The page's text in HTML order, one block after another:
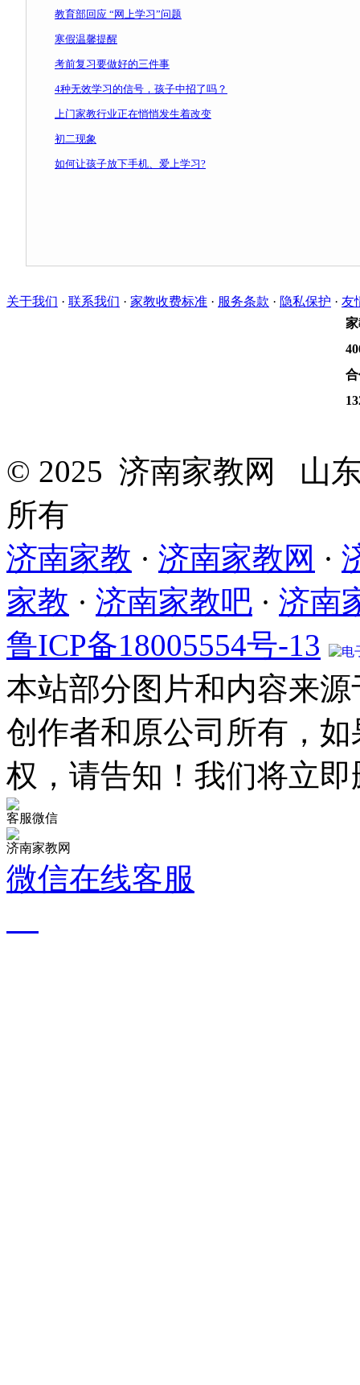
教育部回应 “网上学习”问题
寒假温馨提醒
考前复习要做好的三件事
4种无效学习的信号，孩子中招了吗？
上门家教行业正在悄悄发生着改变
初二现象
如何让孩子放下手机、爱上学习?
关于我们 · 联系我们 · 家教收费标准 · 服务条款 · 隐私保护 · 友
© 2025 济南家教网 山
所有
济南家教 · 济南家教网 ·
家教 · 济南家教吧 · 济南
鲁ICP备18005554号-13
电
本站部分图片和内容来
创作者和原公司所有，
权，请告知！我们将立即
客服微信
济南家教网
微信在线客服